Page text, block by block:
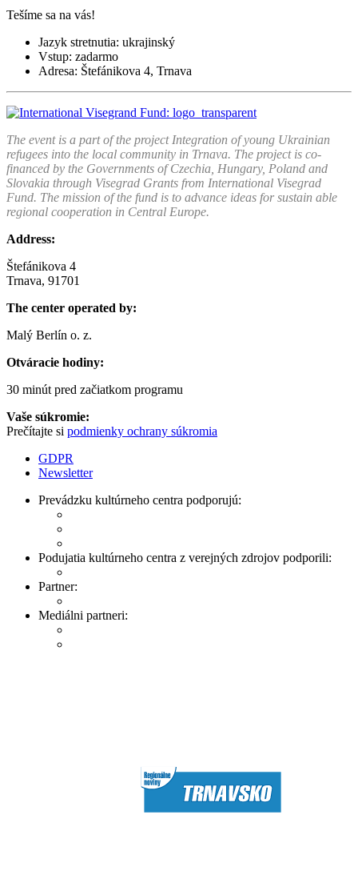
Tešíme sa na vás!
Jazyk stretnutia: ukrajinský
Vstup: zadarmo
Adresa: Štefánikova 4, Trnava
The event is a part of the project Integration of young Ukrainian
refugees into the local community in Trnava. The project is co-
financed by the Governments of Czechia, Hungary, Poland and
Slovakia through Visegrad Grants from International Visegrad
Fund. The mission of the fund is to advance ideas for sustain able
regional cooperation in Central Europe.
Address:
Štefánikova 4
Trnava, 91701
The center operated by:
Malý Berlín o. z.
Otváracie hodiny:
30 minút pred začiatkom programu
Vaše súkromie:
Prečítajte si podmienky ochrany súkromia
GDPR
Newsletter
Prevádzku kultúrneho centra podporujú:
Podujatia kultúrneho centra z verejných zdrojov podporili:
Partner:
Mediálni partneri: